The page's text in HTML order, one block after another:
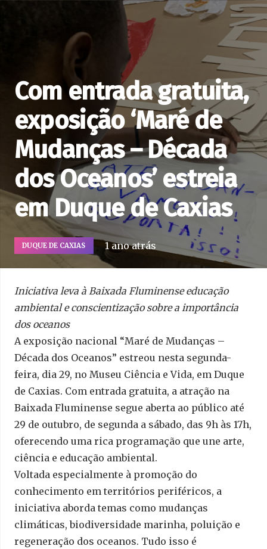
Com entrada gratuita,
exposição ‘Maré de
Mudanças – Década
dos Oceanos’ estreia
em Duque de Caxias
DUQUE DE CAXIAS 1 ano atrás
Iniciativa leva à Baixada Fluminense educação
ambiental e conscientização sobre a importância
dos oceanos
A exposição nacional “Maré de Mudanças –
Década dos Oceanos” estreou nesta segunda-
feira, dia 29, no Museu Ciência e Vida, em Duque
de Caxias. Com entrada gratuita, a atração na
Baixada Fluminense segue aberta ao público até
29 de outubro, de segunda a sábado, das 9h às 17h,
oferecendo uma rica programação que une arte,
ciência e educação ambiental.
Voltada especialmente à promoção do
conhecimento em territórios periféricos, a
iniciativa aborda temas como mudanças
climáticas, biodiversidade marinha, poluição e
regeneração dos oceanos. Tudo isso é